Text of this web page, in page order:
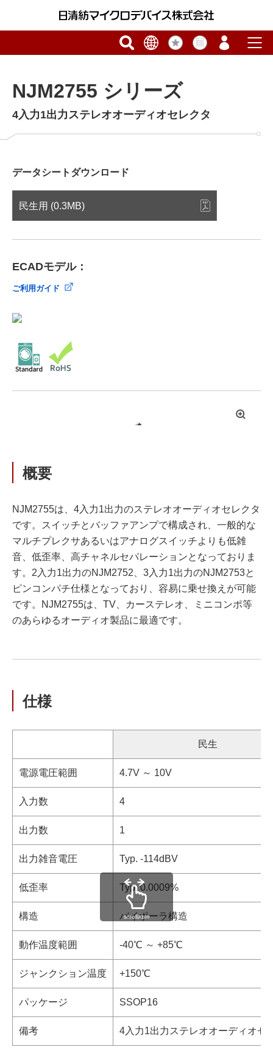
NJM2755 シリーズ
4入力1出力ステレオオーディオセレクタ
データシートダウンロード
民生用 (0.3MB)
ECADモデル：
ご利用ガイド
拡
概要
NJM2755は、4入力1出力のステレオオーディオセレクタ
です。スイッチとバッファアンプで構成され、一般的な
マルチプレクサあるいはアナログスイッチよりも低雑
音、低歪率、高チャネルセパレーションとなっておりま
す。2入力1出力のNJM2752、3入力1出力のNJM2753と
ピンコンパチ仕様となっており、容易に乗せ換えが可能
です。NJM2755は、TV、カーステレオ、ミニコンポ等
のあらゆるオーディオ製品に最適です。
仕様
民生
電源電圧範囲 4.7V ～ 10V
入力数 4
出力数 1
出力雑音電圧 Typ. -114dBV
低歪率 Typ. 0.0009%
構造 バイポーラ構造
動作温度範囲 -40℃ ～ +85℃
ジャンクション温度 +150℃
パッケージ SSOP16
備考 4入力1出力ステレオオーディオセ
scrollable